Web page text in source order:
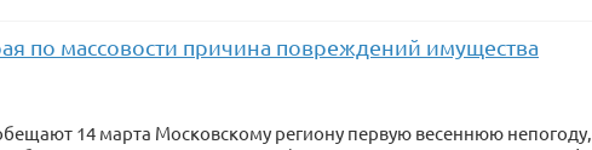
по массовости причина повреждений имущества
14 марта Московскому региону первую весеннюю непогоду,